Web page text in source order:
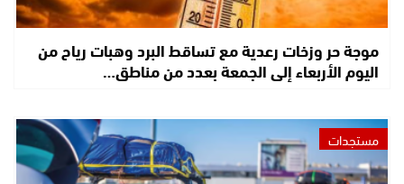
موجة حر وزخات رعدية مع تساقط البرد وهبات رياح من
اليوم الأربعاء إلى الجمعة بعدد من مناطق…
مستجدات